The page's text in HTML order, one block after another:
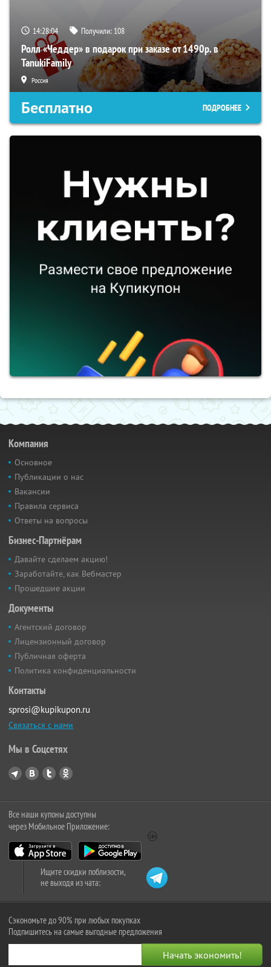
14:28:04 Получили: 108
Ролл «Чеддер» в подарок при заказе от 1490р. в
TanukiFamily
Россия
Бесплатно ПОДРОБНЕЕ
Компания
Основное
Публикации о нас
Вакансии
Правила сервиса
Ответы на вопросы
Бизнес-Партнёрам
Давайте сделаем акцию!
Заработайте, как Вебмастер
Прошедшие акции
Документы
Агентский договор
Лицензионный договор
Публичная оферта
Политика конфиденциальности
Контакты
sprosi@kupikupon.ru
Связаться с нами
Мы в Соцсетях
Все наши купоны доступны
через Мобильное Приложение:
Ищите скидки поблизости,
не выходя из чата:
Сэкономьте до 90% при любых покупках
Подпишитесь на самые выгодные предложения